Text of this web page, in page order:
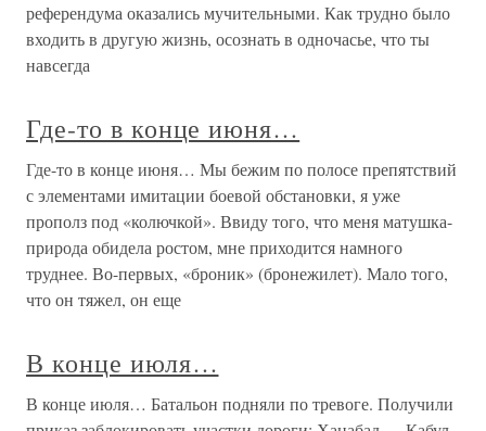
референдума оказались мучительными. Как трудно было
входить в другую жизнь, осознать в одночасье, что ты
навсегда
Где-то в конце июня…
Где-то в конце июня… Мы бежим по полосе препятствий
с элементами имитации боевой обстановки, я уже
прополз под «колючкой». Ввиду того, что меня матушка-
природа обидела ростом, мне приходится намного
труднее. Во-первых, «броник» (бронежилет). Мало того,
что он тяжел, он еще
В конце июля…
В конце июля… Батальон подняли по тревоге. Получили